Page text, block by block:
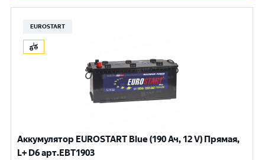
EUROSTART
Аккумулятор EUROSTART Blue (190 Ач, 12 V) Прямая,
L+ D6 арт.EBT1903